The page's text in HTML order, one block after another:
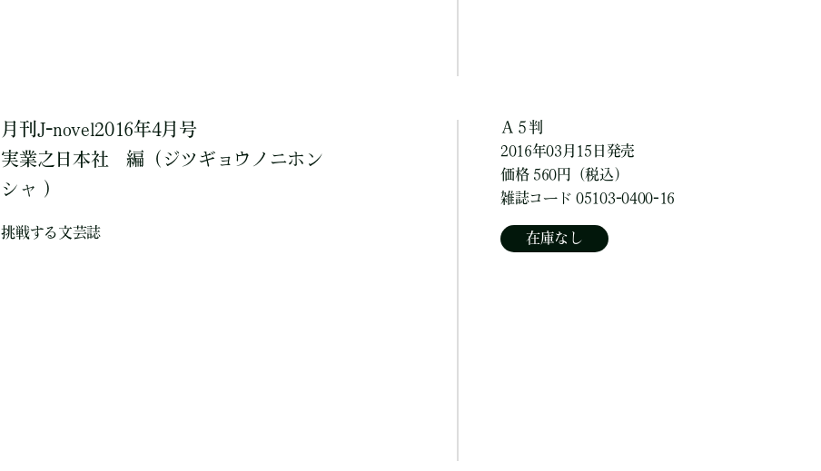
月刊J-novel2016年4月号
実業之日本社
編 （ジツギョウノニホン
シャ ）
挑戦する文芸誌
Ａ５判
2016年03月15日発売
価格 560円（税込）
雑誌コード 05103-0400-16
在庫なし